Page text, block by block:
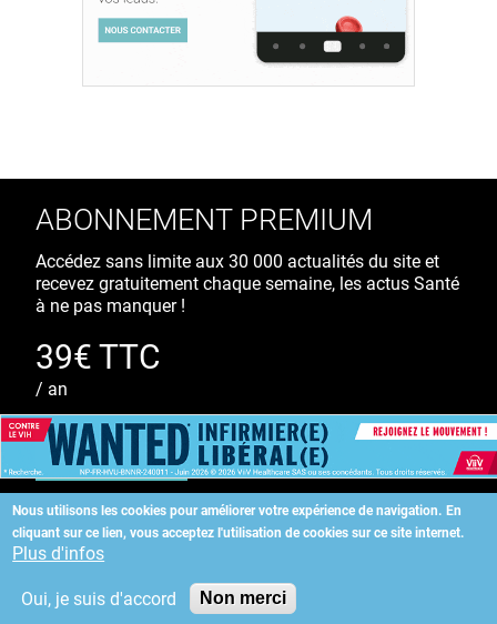
Nous utilisons les cookies pour améliorer votre expérience de navigation. En
cliquant sur ce lien, vous acceptez l'utilisation de cookies sur ce site internet.
Plus d'infos
Oui, je suis d'accord Non merci
ABONNEMENT PREMIUM
Accédez sans limite aux 30 000 actualités du site et
recevez gratuitement chaque semaine, les actus Santé
à ne pas manquer !
39€ TTC
/ an
S'ABONNER
Copyright©2026 ALLIEDHEALTH
KAURIWEB